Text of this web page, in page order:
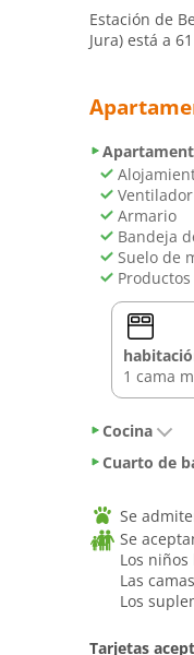
Estación de
Jura) está a
Ventilador
Armario
Bandeja
Suelo de
1 cama
Cocina
Cuarto de
Se
Se
Los
Las
Los
Tarjetas